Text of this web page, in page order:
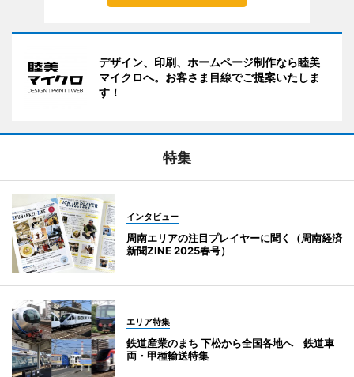
デザイン、印刷、ホームページ制作なら睦美
マイクロへ。お客さま目線でご提案いたしま
す！
特集
インタビュー
周南エリアの注目プレイヤーに聞く（周南経済
新聞ZINE 2025春号）
エリア特集
鉄道産業のまち 下松から全国各地へ 鉄道車
両・甲種輸送特集